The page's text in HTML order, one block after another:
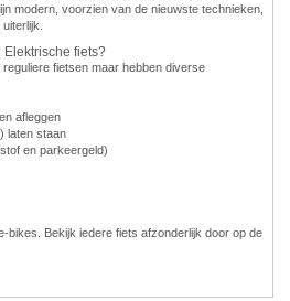
modern, voorzien van de nieuwste technieken,
fiets?
fietsen maar hebben diverse
afleggen
laten staan
en parkeergeld)
bikes. Bekijk iedere fiets afzonderlijk door op de